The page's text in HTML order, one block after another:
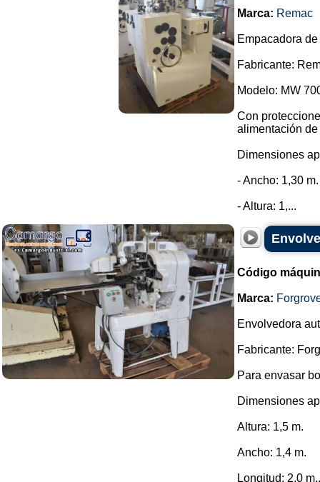
Marca: Remac
Empacadora
Fabricante:
Modelo: MW
Con
alimentación
Dimensiones
- Ancho: 1,30 m.
- Altura: 1,...
Código
Marca:
Envolvedora
Fabricante:
Para envasar
Dimensiones
Altura: 1,5 m.
Ancho: 1,4 m.
Longitud: 2,0